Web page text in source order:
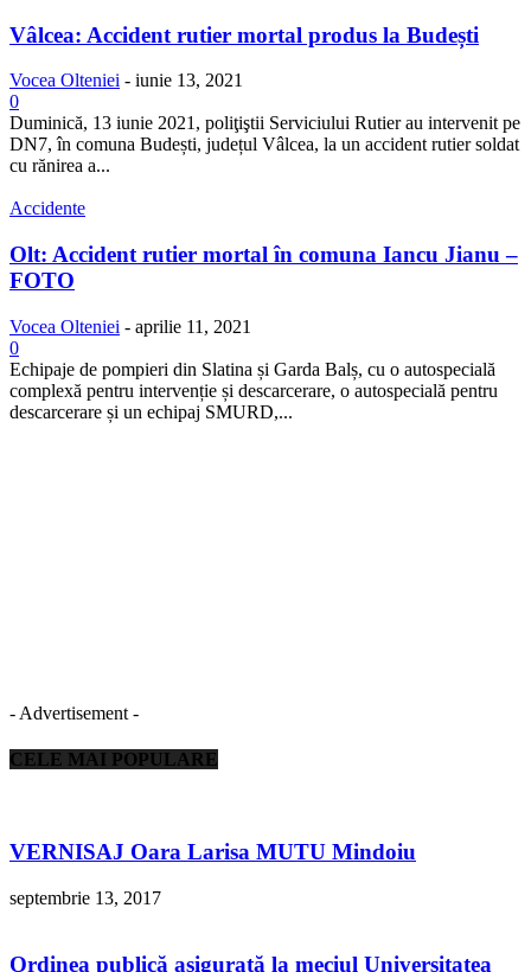
Vâlcea: Accident rutier mortal produs la Budești
Vocea Olteniei - iunie 13, 2021
0
Duminică, 13 iunie 2021, poliţiştii Serviciului Rutier au intervenit pe
DN7, în comuna Budești, județul Vâlcea, la un accident rutier soldat
cu rănirea a...
Accidente
Olt: Accident rutier mortal în comuna Iancu Jianu –
FOTO
Vocea Olteniei - aprilie 11, 2021
0
Echipaje de pompieri din Slatina și Garda Balș, cu o autospecială
complexă pentru intervenție și descarcerare, o autospecială pentru
descarcerare și un echipaj SMURD,...
- Advertisement -
CELE MAI POPULARE
VERNISAJ Oara Larisa MUTU Mindoiu
septembrie 13, 2017
Ordinea publică asigurată la meciul Universitatea